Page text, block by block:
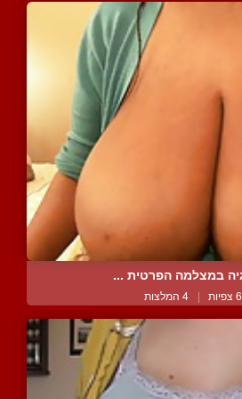
במצלמה הפרטית ...
| 4 המלצות